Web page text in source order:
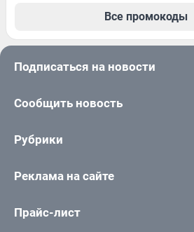
Все промокоды
Подписаться на новости
Сообщить новость
Рубрики
Реклама на сайте
Прайс-лист